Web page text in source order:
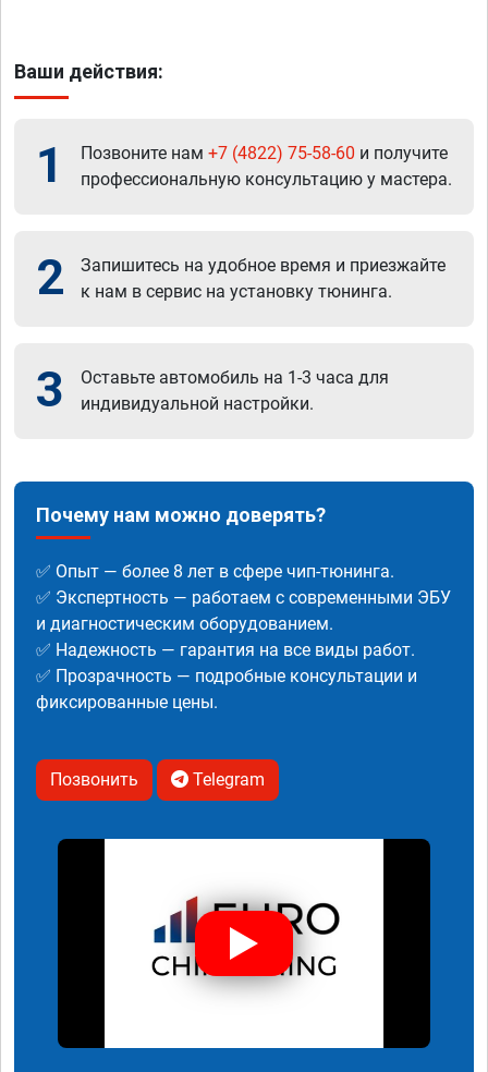
Ваши действия:
1 Позвоните нам +7 (4822) 75-58-60 и получите
профессиональную консультацию у мастера.
2
Запишитесь на удобное время и приезжайте
к нам в сервис на установку тюнинга.
3
Оставьте автомобиль на 1-3 часа для
индивидуальной настройки.
Почему нам можно доверять?
✅ Опыт — более 8 лет в сфере чип-тюнинга.
✅ Экспертность — работаем с современными ЭБУ
и диагностическим оборудованием.
✅ Надежность — гарантия на все виды работ.
✅ Прозрачность — подробные консультации и
фиксированные цены.
Позвонить Telegram